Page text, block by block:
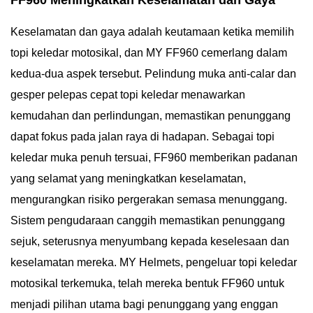
Keselamatan dan gaya adalah keutamaan ketika memilih
topi keledar motosikal, dan MY FF960 cemerlang dalam
kedua-dua aspek tersebut. Pelindung muka anti-calar dan
gesper pelepas cepat topi keledar menawarkan
kemudahan dan perlindungan, memastikan penunggang
dapat fokus pada jalan raya di hadapan. Sebagai topi
keledar muka penuh tersuai, FF960 memberikan padanan
yang selamat yang meningkatkan keselamatan,
mengurangkan risiko pergerakan semasa menunggang.
Sistem pengudaraan canggih memastikan penunggang
sejuk, seterusnya menyumbang kepada keselesaan dan
keselamatan mereka. MY Helmets, pengeluar topi keledar
motosikal terkemuka, telah mereka bentuk FF960 untuk
menjadi pilihan utama bagi penunggang yang enggan